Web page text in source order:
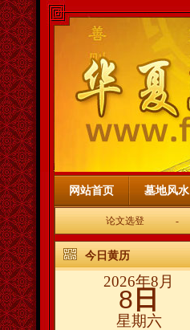
网站首页 墓地风水
论文选登 -
今日黄历
2026年8月
8 日
星期六